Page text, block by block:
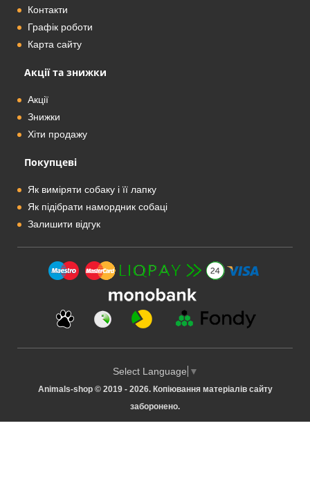
Контакти
Графік роботи
Карта сайту
Акції та знижки
Акції
Знижки
Хіти продажу
Покупцеві
Як виміряти собаку і її лапку
Як підібрати намордник собаці
Залишити відгук
Select Language ▼
Animals-shop © 2019 - 2026. Копіювання матеріалів сайту
заборонено.